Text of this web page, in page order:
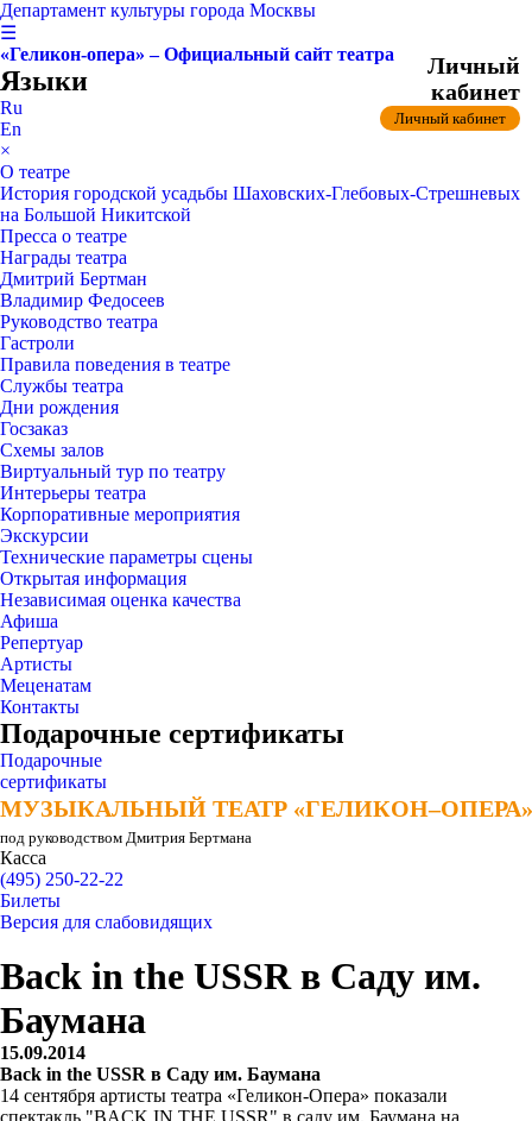
Департамент культуры города Москвы
☰
«Геликон-опера» – Официальный сайт театра
Языки
Ru
En
×
О театре
История городской усадьбы Шаховских-Глебовых-Стрешневых
на Большой Никитской
Пресса о театре
Награды театра
Дмитрий Бертман
Владимир Федосеев
Руководство театра
Гастроли
Правила поведения в театре
Службы театра
Дни рождения
Госзаказ
Схемы залов
Виртуальный тур по театру
Интерьеры театра
Корпоративные мероприятия
Экскурсии
Технические параметры сцены
Открытая информация
Независимая оценка качества
Афиша
Репертуар
Артисты
Меценатам
Контакты
Подарочные сертификаты
Подарочные
сертификаты
МУЗЫКАЛЬНЫЙ ТЕАТР «ГЕЛИКОН–ОПЕРА»
МУЗЫКАЛЬНЫЙ ТЕАТР «ГЕЛИКОН–ОПЕРА»
под руководством Дмитрия Бертмана
Касса
(495) 250-22-22
Личный
кабинет
Личный кабинет
Билеты
Версия для слабовидящих
Back in the USSR в Саду им.
Баумана
15.09.2014
Back in the USSR в Саду им. Баумана
14 сентября артисты театра «Геликон-Опера» показали
спектакль "BACK IN THE USSR" в саду им. Баумана на